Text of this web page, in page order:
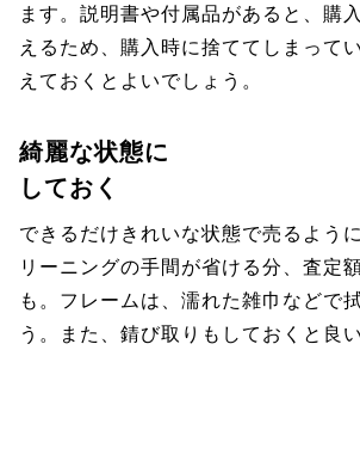
ます。説明書や付属品があると、購
えるため、購入時に捨ててしまって
えておくとよいでしょう。
綺麗な状態に
しておく
できるだけきれいな状態で売るよう
リーニングの手間が省ける分、査定
も。フレームは、濡れた雑巾などで
う。また、錆び取りもしておくと良